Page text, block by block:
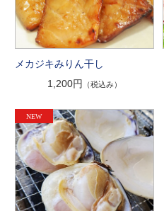
メカジキみりん干し
1,200円
（税込み）